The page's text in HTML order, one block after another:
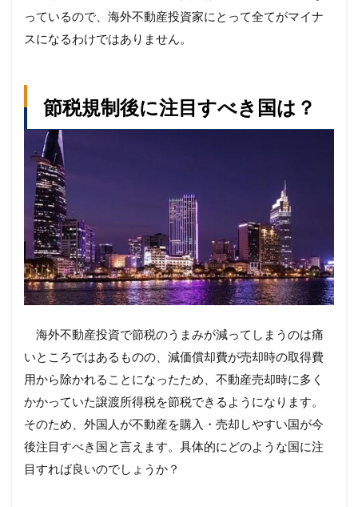
っているので、海外不動産投資家にとって全てがマイナ
スになるわけではありません。
節税規制後に注目すべき国は？
海外不動産投資で節税のうまみが減ってしまうのは痛
いところではあるものの、減価償却費が売却時の取得費
用から除かれることになったため、不動産売却時に多く
かかっていた譲渡所得税を節税できるようになります。
そのため、外国人が不動産を購入・売却しやすい国が今
後注目すべき国と言えます。具体的にどのような国に注
目すれば良いのでしょうか？